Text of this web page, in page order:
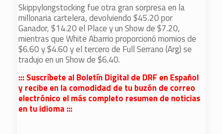
Skippylongstocking fue otra gran sorpresa en la
millonaria cartelera, devolviendo $45.20 por
Ganador, $14.20 el Place y un Show de $7.20,
mientras que White Abarrio proporcionó momios de
$6.60 y $4.60 y el tercero de Full Serrano (Arg) se
tradujo en un Show de $6.40.
::: Suscríbete al Boletín Digital de DRF en Español
y recibe en la comodidad de tu buzón de correo
electrónico el más completo resumen de noticias
en tu idioma :::